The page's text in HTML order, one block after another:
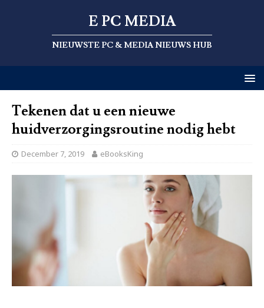
E PC MEDIA
NIEUWSTE PC & MEDIA NIEUWS HUB
Tekenen dat u een nieuwe
huidverzorgingsroutine nodig hebt
December 7, 2019 eBooksKing